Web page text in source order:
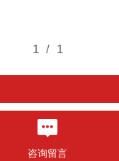
创明遮阳科技有限公司 版权
咨询留言